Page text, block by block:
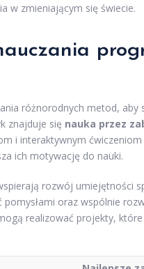
w zmieniającym się świecie.
różnorodnych metod, aby
znajduje się nauka przez
i interaktywnym
ich motywację do nauki.
rozwój umiejętności
pomysłami oraz wspólnie
realizować projekty,